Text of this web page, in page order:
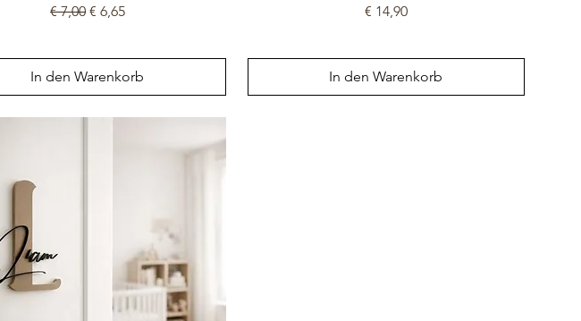
Standardpreis
€ 7,00 Sale-Preis
€ 6,65
In den Warenkorb
Preis
€ 14,90
In den Warenkorb